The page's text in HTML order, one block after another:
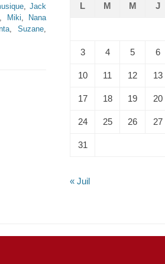
,Jack
, Miki,
Nana
,Suzane,
L M M J
3 4 5 6
10 11 12 13
17 18 19 20
24 25 26 27
31
« Juil